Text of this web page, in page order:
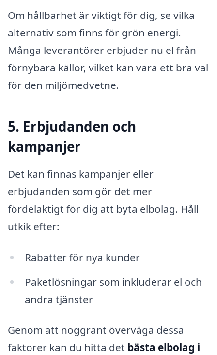
Om hållbarhet är viktigt för dig, se vilka
alternativ som finns för grön energi.
Många leverantörer erbjuder nu el från
förnybara källor, vilket kan vara ett bra val
för den miljömedvetne.
5. Erbjudanden och
kampanjer
Det kan finnas kampanjer eller
erbjudanden som gör det mer
fördelaktigt för dig att byta elbolag. Håll
utkik efter:
Rabatter för nya kunder
Paketlösningar som inkluderar el och
andra tjänster
Genom att noggrant överväga dessa
faktorer kan du hitta det bästa elbolag i